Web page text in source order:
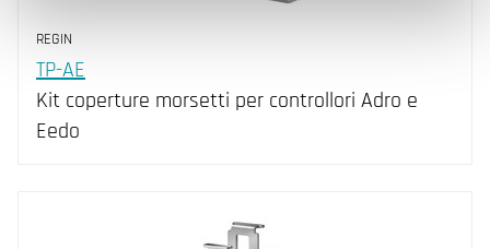
REGIN
TP-AE
Kit coperture morsetti per controllori Adro e
Eedo